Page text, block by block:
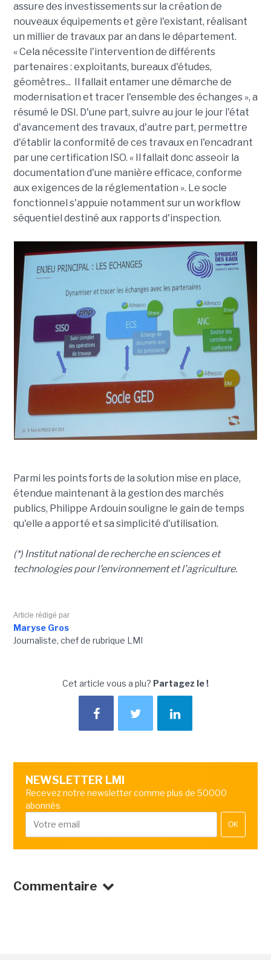
assure des investissements sur la création de
nouveaux équipements et gère l'existant, réalisant
un millier de travaux par an dans le département.
« Cela nécessite l'intervention de différents
partenaires : exploitants, bureaux d'études,
géomètres... Il fallait entamer une démarche de
modernisation et tracer l'ensemble des échanges », a
résumé le DSI. D'une part, suivre au jour le jour l'état
d'avancement des travaux, d'autre part, permettre
d'établir la conformité de ces travaux en l'encadrant
par une certification ISO. « Il fallait donc asseoir la
documentation d'une manière efficace, conforme
aux exigences de la réglementation ». Le socle
fonctionnel s'appuie notamment sur un workflow
séquentiel destiné aux rapports d'inspection.
Parmi les points forts de la solution mise en place,
étendue maintenant à la gestion des marchés
publics, Philippe Ardouin souligne le gain de temps
qu'elle a apporté et sa simplicité d'utilisation.
(*) Institut national de recherche en sciences et
technologies pour l'environnement et l'agriculture.
Article rédigé par
Maryse Gros
Journaliste, chef de rubrique LMI
Cet article vous a plu? Partagez le !
NEWSLETTER LMI
Recevez notre newsletter comme plus de 50000
abonnés
OK
Commentaire